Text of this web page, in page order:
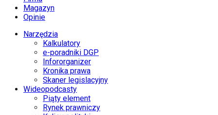
Magazyn
Opinie
Narzędzia
Kalkulatory
e-poradniki DGP
Infororganizer
Kronika prawa
Skaner legislacyjny
Wideopodcasty
Piąty element
Rynek prawniczy